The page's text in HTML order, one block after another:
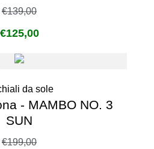
€139,00
€125,00
da sole
- MAMBO NO. 3
SUN
€199,00